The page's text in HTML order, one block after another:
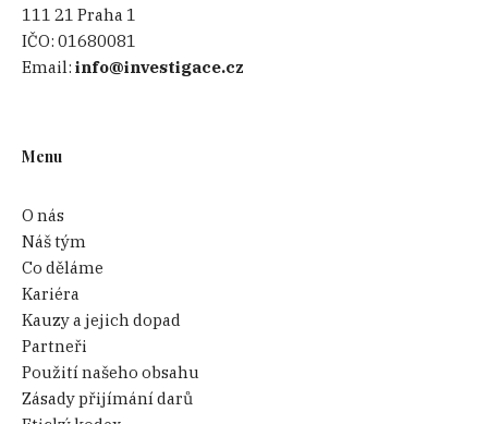
111 21 Praha 1
IČO:01680081
Email:info@investigace.cz
Menu
O nás
Náš tým
Co děláme
Kariéra
Kauzy a jejich dopad
Partneři
Použití našeho obsahu
Zásady přijímání darů